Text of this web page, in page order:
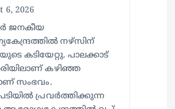
6, 2026
ജനകീയ
നഴ്സിന്
കടിയേറ്റു. പാലക്കാട്
കഴിഞ്ഞ
സംഭവം.
പ്രവര്‍ത്തിക്കുന്ന